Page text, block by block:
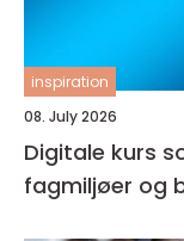
inspiration
08. July 2026
Digitale kurs
fagmiljøer og